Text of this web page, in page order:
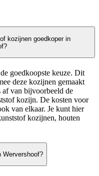
kozijnen goedkoper in
goedkoopste keuze. Dit
deze kozijnen gemaakt
van bijvoorbeeld de
kozijn. De kosten voor
van elkaar. Je kunt hier
kozijnen, houten
Wervershoof?